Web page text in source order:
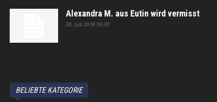
Alexandra M. aus Eutin wird vermisst
28. Juli 2018 00:00
BELIEBTE KATEGORIE